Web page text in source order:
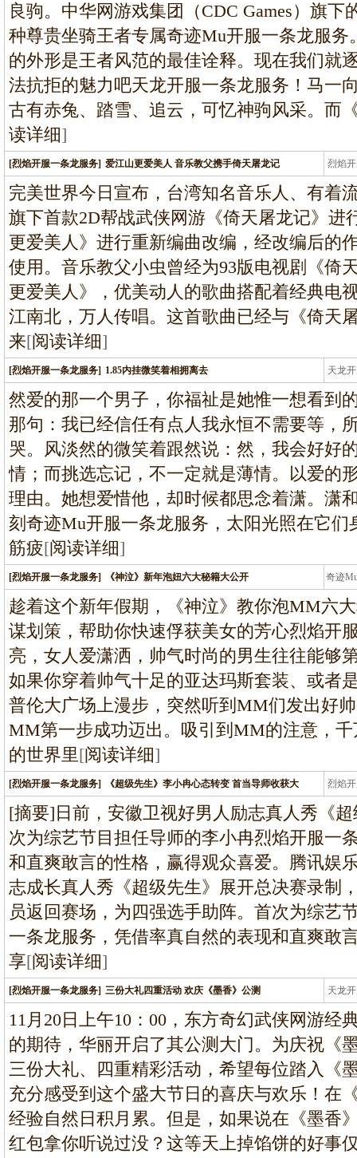
良驹。中华网游戏集团（CDC Games）旗
种尊贵坐骑王者专属奇迹Mu开服一条龙服
的外形是王者风范的最佳诠释。现在我们就
法抗拒的魅力吧天龙开服一条龙服务！马一
古有赤兔、踏雪、追云，可忆神驹风采。而
读详细]
[烈焰开服一条龙服务] 爱江山更爱美人 音乐教父携手倚天屠龙记 烈焰
龙
完美世界今日宣布，台湾知名音乐人、有着
旗下首款2D帮战武侠网游《倚天屠龙记》进
更爱美人》进行重新编曲改编，经改编后的
使用。音乐教父小虫曾经为93版电视剧《倚
更爱美人》，优美动人的歌曲搭配着经典电
江南北，万人传唱。这首歌曲已经与《倚天
来[阅读详细]
[烈焰开服一条龙服务] 1.85内挂微笑着相拥离去 天龙
龙
然爱的那一个男子，你福祉是她惟一想看到
那句：我已经信任有点人我永恒不需要等，
哭。风淡然的微笑着跟然说：然，我会好好
情；而挑选忘记，不一定就是薄情。以爱的
理由。她想爱惜他，却时候都思念着潇。潇
刻奇迹Mu开服一条龙服务，太阳光照在它
筋疲[阅读详细]
[烈焰开服一条龙服务] 《神泣》新年泡妞六大秘籍大公开 奇迹
条
趁着这个新年假期，《神泣》教你泡MM六
谋划策，帮助你快速俘获美女的芳心烈焰开
亮，女人爱潇洒，帅气时尚的男生往往能够
如果你穿着帅气十足的亚达玛斯套装、或者
普伦大广场上漫步，突然听到MM们发出好
MM第一步成功迈出。吸引到MM的注意，
的世界里[阅读详细]
[烈焰开服一条龙服务] 《超级先生》李小冉心态转变 首当导师收获大 烈焰
龙
[摘要]日前，安徽卫视好男人励志真人秀《
次为综艺节目担任导师的李小冉烈焰开服一
和直爽敢言的性格，赢得观众喜爱。腾讯娱
志成长真人秀《超级先生》展开总决赛录制
员返回赛场，为四强选手助阵。首次为综艺
一条龙服务，凭借率真自然的表现和直爽敢
享[阅读详细]
[烈焰开服一条龙服务] 三份大礼四重活动 欢庆《墨香》公测 天龙
龙
11月20日上午10：00，东方奇幻武侠网游经
的期待，华丽开启了其公测大门。为庆祝《
三份大礼、四重精彩活动，希望每位踏入《
充分感受到这个盛大节日的喜庆与欢乐！在
经验自然日积月累。但是，如果说在《墨香
红包拿你听说过没？这等天上掉馅饼的好事